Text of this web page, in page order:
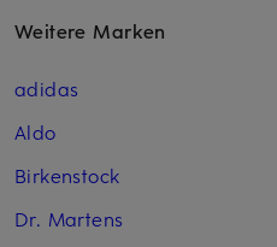
Weitere Marken
adidas
Aldo
Birkenstock
Dr. Martens